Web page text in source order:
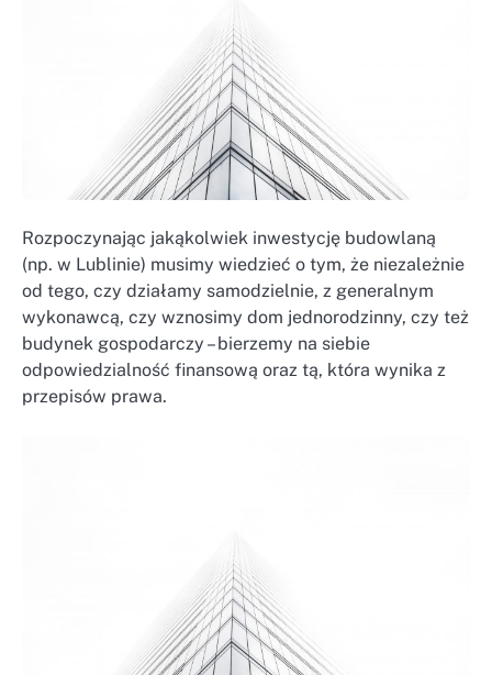
Rozpoczynając jakąkolwiek inwestycję budowlaną
(np. w Lublinie) musimy wiedzieć o tym, że niezależnie
od tego, czy działamy samodzielnie, z generalnym
wykonawcą, czy wznosimy dom jednorodzinny, czy też
budynek gospodarczy – bierzemy na siebie
odpowiedzialność finansową oraz tą, która wynika z
przepisów prawa.